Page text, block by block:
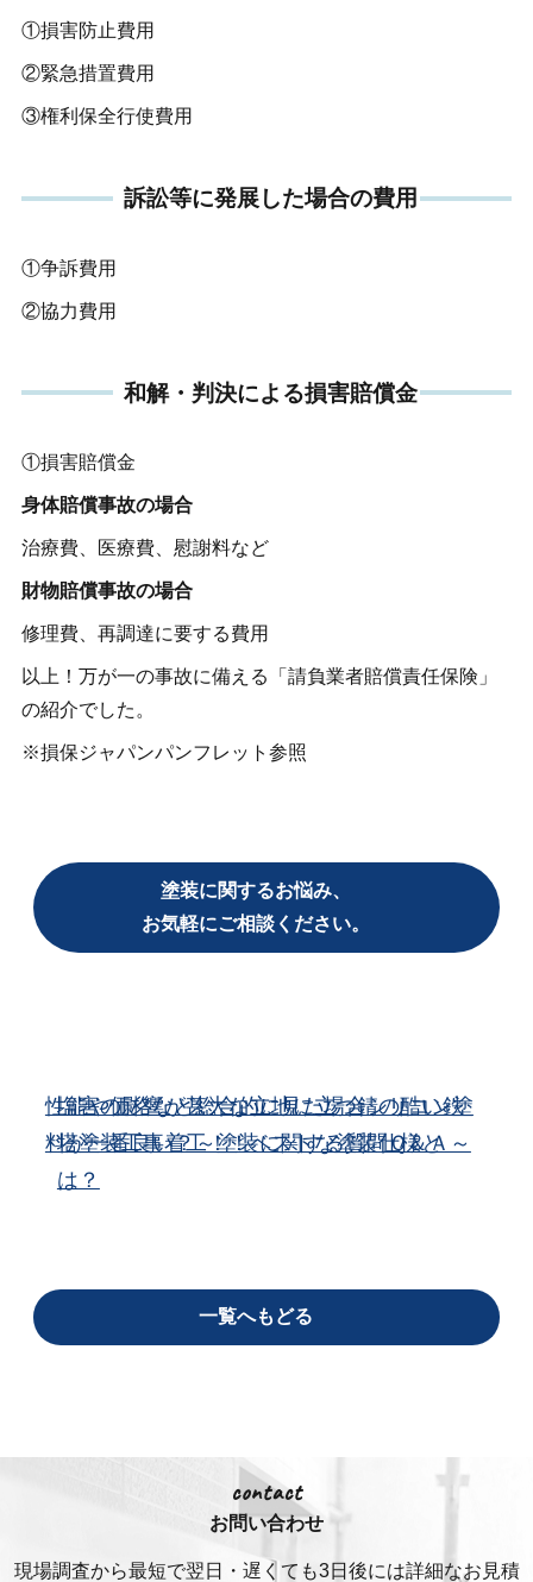
①損害防止費用
②緊急措置費用
③権利保全行使費用
訴訟等に発展した場合の費用
①争訴費用
②協力費用
和解・判決による損害賠償金
①損害賠償金
身体賠償事故の場合
治療費、医療費、慰謝料など
財物賠償事故の場合
修理費、再調達に要する費用
以上！万が一の事故に備える「請負業者賠償責任保険」
の紹介でした。
※損保ジャパンパンフレット参照
塗装に関するお悩み、
お気軽にご相談ください。
塩害の影響が甚大な立地に立つ錆の酷い鉄
塔塗装工事着工！！ベストな塗装仕様と
は？
性能や価格など総合的に見た場合シリコン塗
料が一番良い？～塗装に関する質問Ｑ＆Ａ～
一覧へもどる
contact
お問い合わせ
現場調査から最短で翌日・遅くても3日後には詳細なお見積